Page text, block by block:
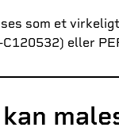
ses som et
C120532) eller